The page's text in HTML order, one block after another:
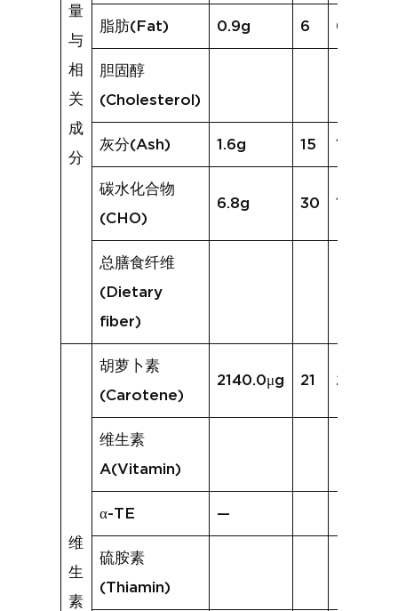
量
与
相
关
成
分
脂肪(Fat) 0.9g 6 0.4g
胆固醇
(Cholesterol)
灰分(Ash) 1.6g 15 1.3g
碳水化合物
(CHO)
6.8g 30 11.8g
总膳食纤维
(Dietary
fiber)
维
生
素
胡萝卜素
(Carotene)
2140.0μg 21
维生素
A(Vitamin)
α-TE —
硫胺素
(Thiamin)